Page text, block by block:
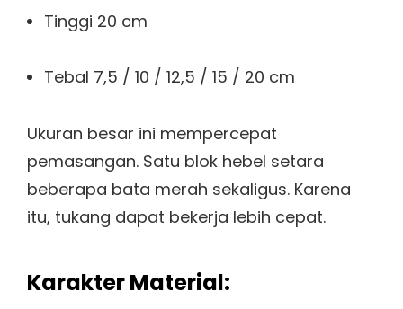
Tinggi 20 cm
Tebal 7,5 / 10 / 12,5 / 15 / 20 cm
Ukuran besar ini mempercepat
pemasangan. Satu blok hebel setara
beberapa bata merah sekaligus. Karena
itu, tukang dapat bekerja lebih cepat.
Karakter Material: